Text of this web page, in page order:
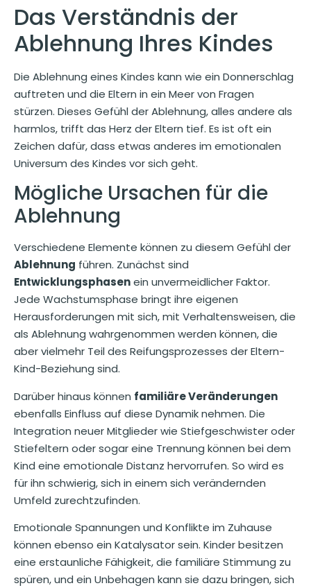
Das Verständnis der
Ablehnung Ihres Kindes
Die Ablehnung eines Kindes kann wie ein Donnerschlag
auftreten und die Eltern in ein Meer von Fragen
stürzen. Dieses Gefühl der Ablehnung, alles andere als
harmlos, trifft das Herz der Eltern tief. Es ist oft ein
Zeichen dafür, dass etwas anderes im emotionalen
Universum des Kindes vor sich geht.
Mögliche Ursachen für die
Ablehnung
Verschiedene Elemente können zu diesem Gefühl der
Ablehnung führen. Zunächst sind
Entwicklungsphasenein unvermeidlicher Faktor.
Jede Wachstumsphase bringt ihre eigenen
Herausforderungen mit sich, mit Verhaltensweisen, die
als Ablehnung wahrgenommen werden können, die
aber vielmehr Teil des Reifungsprozesses der Eltern-
Kind-Beziehung sind.
Darüber hinaus können familiäre Veränderungen
ebenfalls Einfluss auf diese Dynamik nehmen. Die
Integration neuer Mitglieder wie Stiefgeschwister oder
Stiefeltern oder sogar eine Trennung können bei dem
Kind eine emotionale Distanz hervorrufen. So wird es
für ihn schwierig, sich in einem sich verändernden
Umfeld zurechtzufinden.
Emotionale Spannungen und Konflikte im Zuhause
können ebenso ein Katalysator sein. Kinder besitzen
eine erstaunliche Fähigkeit, die familiäre Stimmung zu
spüren, und ein Unbehagen kann sie dazu bringen, sich